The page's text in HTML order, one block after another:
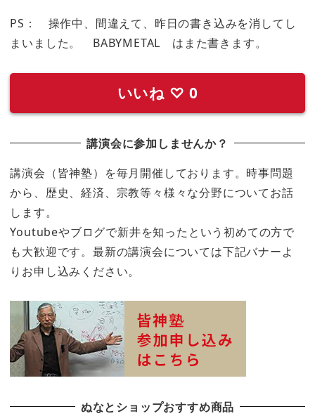
PS： 操作中、間違えて、昨日の書き込みを消してし
まいました。 BABYMETAL はまた書きます。
いいね ♡ 0
講演会に参加しませんか？
講演会（皆神塾）を毎月開催しております。時事問題
から、歴史、経済、宗教等々様々な分野についてお話
します。
Youtubeやブログで新井を知ったという初めての方で
も大歓迎です。最新の講演会については下記バナーよ
りお申し込みください。
ぬなとショップおすすめ商品